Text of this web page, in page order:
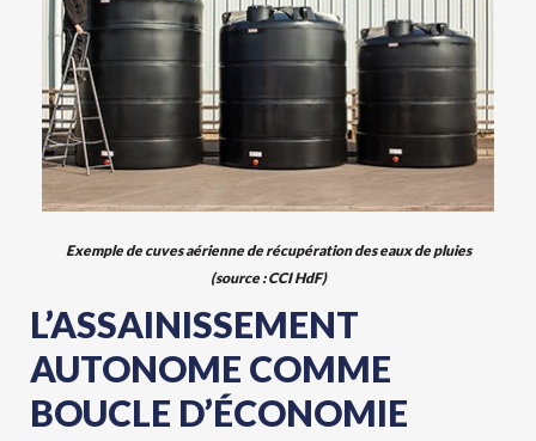
Exemple de cuves aérienne de récupération des eaux de pluies
(source : CCI HdF)
L’ASSAINISSEMENT
AUTONOME COMME
BOUCLE D’ÉCONOMIE